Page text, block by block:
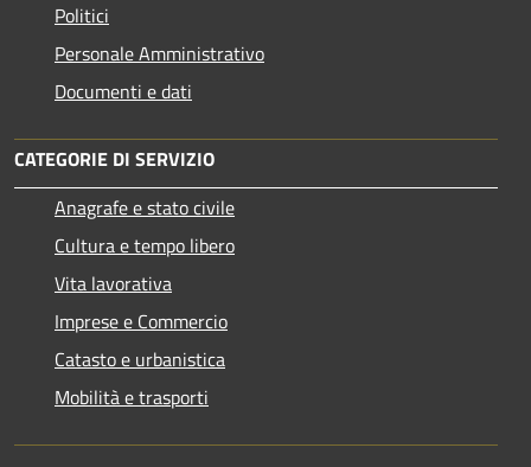
Politici
Personale Amministrativo
Documenti e dati
CATEGORIE DI SERVIZIO
Anagrafe e stato civile
Cultura e tempo libero
Vita lavorativa
Imprese e Commercio
Catasto e urbanistica
Mobilità e trasporti